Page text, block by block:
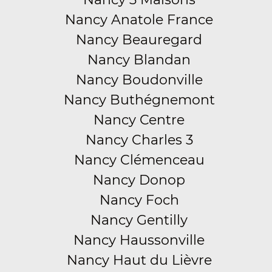
Nancy Anatole France
Nancy Beauregard
Nancy Blandan
Nancy Boudonville
Nancy Buthégnemont
Nancy Centre
Nancy Charles 3
Nancy Clémenceau
Nancy Donop
Nancy Foch
Nancy Gentilly
Nancy Haussonville
Nancy Haut du Lièvre